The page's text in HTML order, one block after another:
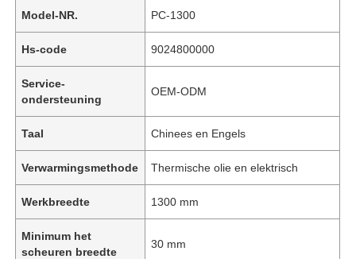
Model-NR. PC-1300
Hs-code 9024800000
Service-
ondersteuning
OEM-ODM
Taal Chinees en Engels
Verwarmingsmethode Thermische olie en elektrisch
Werkbreedte 1300 mm
Minimum het
scheuren breedte
30 mm